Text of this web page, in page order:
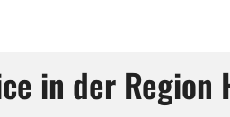
in der Region